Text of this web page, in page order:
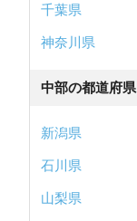
千葉県
神奈川県
中部の都道府県
新潟県
石川県
山梨県